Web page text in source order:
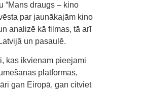
“Mans draugs – kino
par jaunākajām kino
analizē kā filmas, tā arī
un pasaulē.
kas ikvienam pieejami
platformās,
gan Eiropā, gan citviet